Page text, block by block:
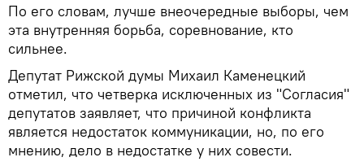
По его словам, лучше внеочередные выборы, чем
эта внутренняя борьба, соревнование, кто
сильнее.
Депутат Рижской думы Михаил Каменецкий
отметил, что четверка исключенных из "Согласия"
депутатов заявляет, что причиной конфликта
является недостаток коммуникации, но, по его
мнению, дело в недостатке у них совести.